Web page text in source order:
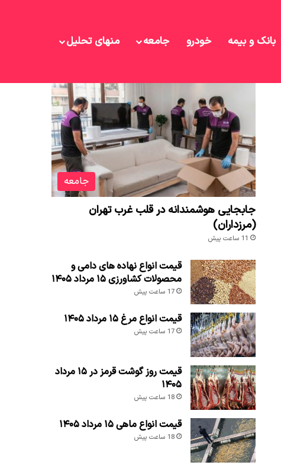
بانک و بیمه خودرو جامعه منهای تحلیل
جامعه
جابجایی هوشمندانه در قلب غرب تهران
(مرزداران)
11 ساعت پیش
قیمت انواع نهاده های دامی و
محصولات کشاورزی ۱۵ مرداد ۱۴۰۵
17 ساعت پیش
قیمت انواع مرغ ۱۵ مرداد ۱۴۰۵
17 ساعت پیش
قیمت روز گوشت قرمز در ۱۵ مرداد
۱۴۰۵
18 ساعت پیش
قیمت انواع ماهی ۱۵ مرداد ۱۴۰۵
18 ساعت پیش